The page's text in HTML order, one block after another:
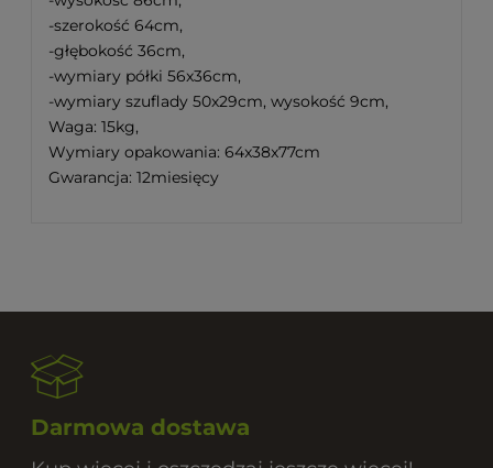
-szerokość 64cm,
-głębokość 36cm,
-wymiary półki 56x36cm,
-wymiary szuflady 50x29cm, wysokość 9cm,
Waga: 15kg,
Wymiary opakowania: 64x38x77cm
Gwarancja: 12miesięcy
Darmowa dostawa